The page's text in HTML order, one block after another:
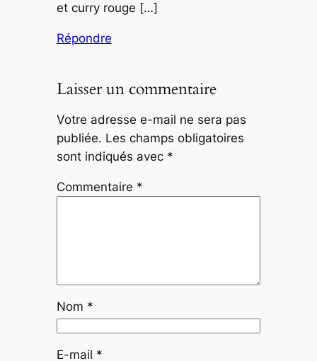
et curry rouge […]
Répondre
Laisser un commentaire
Votre adresse e-mail ne sera pas
publiée. Les champs obligatoires
sont indiqués avec *
Commentaire *
Nom *
E-mail *